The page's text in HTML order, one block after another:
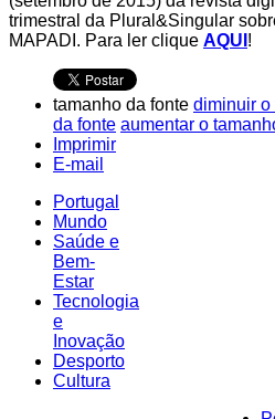
trimestral da Plural&Singular
MAPADI. Para ler clique AQUI !
tamanho da fonte diminuir o
da fonte aumentar o
Imprimir
E-mail
Portugal
Mundo
Saúde e
Bem-
Estar
Tecnologia
e
Inovação
Desporto
Cultura